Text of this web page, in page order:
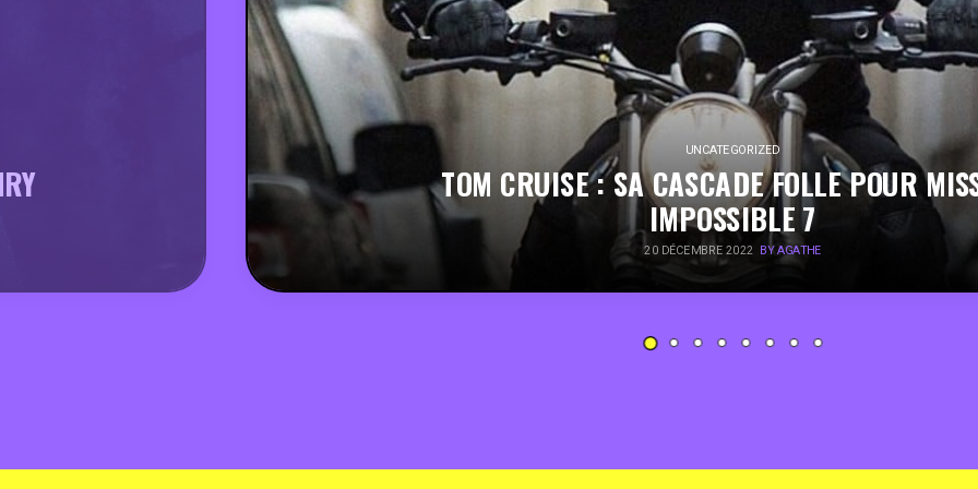
UNCATEGORIZED
TOM CRUISE : SA CASCADE FOLLE POUR
IMPOSSIBLE 7
20 DÉCEMBRE 2022 BY AGATHE